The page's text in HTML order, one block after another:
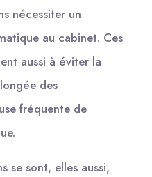
nécessiter un
au cabinet. Ces
aussi à éviter la
des
fréquente de
se sont, elles aussi,